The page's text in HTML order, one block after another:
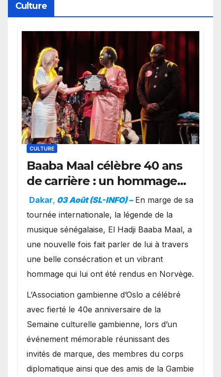
Culture
CULTURE
Baaba Maal célèbre 40 ans
de carrière : un hommage
exceptionnel à Oslo en
présence de la famille
royale.
Dakar, 03 Août (SL-INFO) – ​En marge de sa
tournée internationale, la légende de la
musique sénégalaise, El Hadji Baaba Maal, a
une nouvelle fois fait parler de lui à travers
une belle consécration et un vibrant
hommage qui lui ont été rendus en Norvège.
​L’Association gambienne d’Oslo a célébré
avec fierté le 40e anniversaire de la
Semaine culturelle gambienne, lors d’un
événement mémorable réunissant des
invités de marque, des membres du corps
diplomatique ainsi que des amis de la Gambie